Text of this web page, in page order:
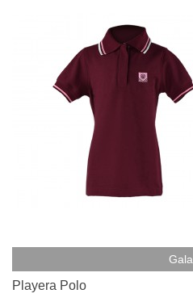
Gala
Playera Polo